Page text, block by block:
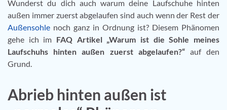
Wunderst du dich auch warum deine Laufschuhe hinten
außen immer zuerst abgelaufen sind auch wenn der Rest der
Außensohle noch ganz in Ordnung ist? Diesem Phänomen
gehe ich im FAQ Artikel „Warum ist die Sohle meines
Laufschuhs hinten außen zuerst abgelaufen?“auf den
Grund.
Abrieb hinten außen ist